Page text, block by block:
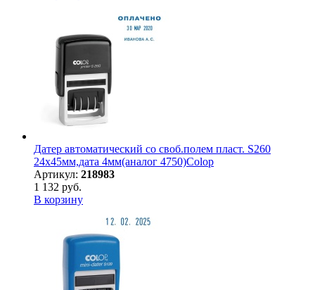
Датер автоматический со своб.полем пласт. S260
24х45мм,дата 4мм(аналог 4750)Colop
Артикул: 218983
1 132 руб.
В корзину